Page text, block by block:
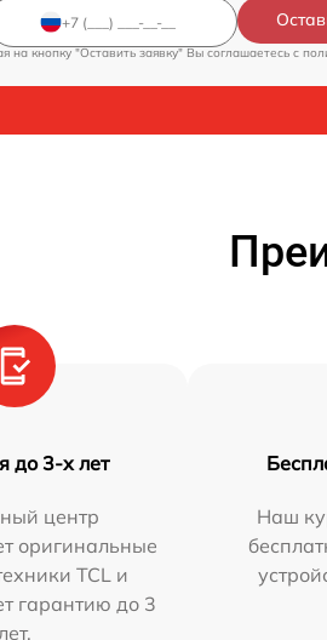
на кнопку "Оставить заявку" Вы соглашаетесь c
до 3-х лет
центр
оригинальные
TCL и
гарантию до 3
Наш